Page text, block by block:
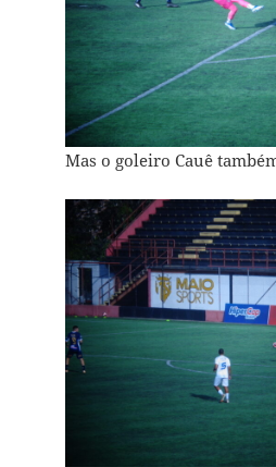
Mas o goleiro Cauê